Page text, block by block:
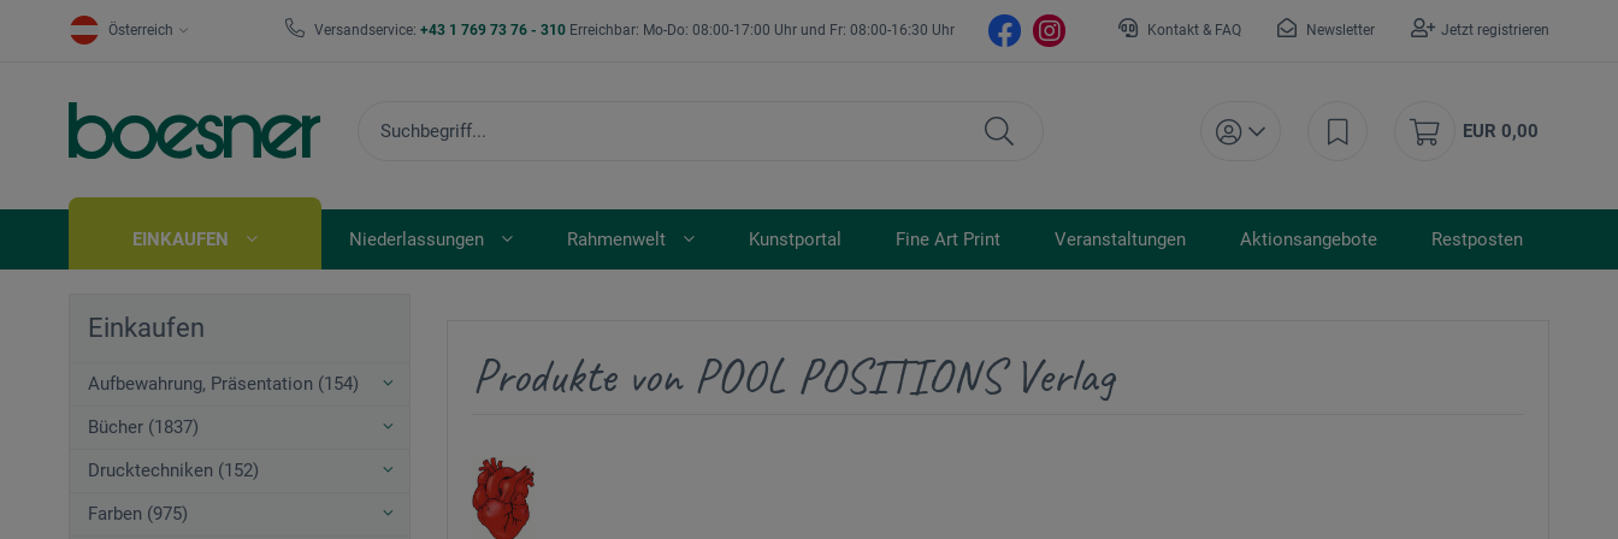
Österreich Versandservice: +43 1 769 73 76 - 310 Erreichbar: Mo-Do: 08:00-17:00 Uhr und Fr: 08:00-16:30 Uhr Kontakt & FAQ Newsletter Jetzt registrieren
EUR 0,00
EINKAUFEN Niederlassungen Rahmenwelt Kunstportal Fine Art Print Veranstaltungen Aktionsangebote Restposten
Einkaufen
Aufbewahrung, Präsentation (154)
Bücher (1837)
Drucktechniken (152)
Farben (975)
Produkte von POOL POSITIONS Verlag